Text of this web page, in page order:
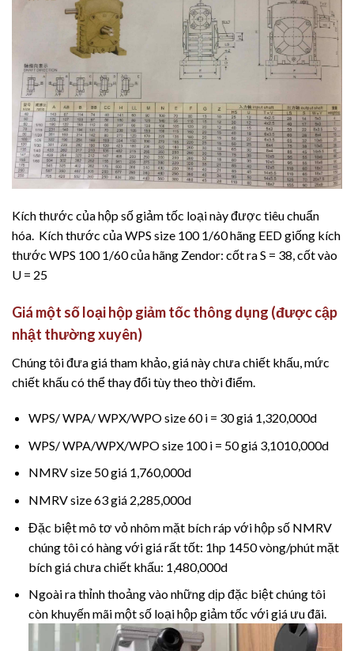
Kích thước của hộp số giảm tốc loại này được tiêu chuẩn
hóa. Kích thước của WPS size 100 1/60 hãng EED giống kích
thước WPS 100 1/60 của hãng Zendor: cốt ra S = 38, cốt vào
U = 25
Giá một số loại hộp giảm tốc thông dụng (được cập
nhật thường xuyên)
Chúng tôi đưa giá tham khảo, giá này chưa chiết khấu, mức
chiết khấu có thể thay đổi tùy theo thời điểm.
WPS/ WPA/ WPX/WPO size 60 i = 30 giá 1,320,000d
WPS/ WPA/WPX/WPO size 100 i = 50 giá 3,1010,000d
NMRV size 50 giá 1,760,000d
NMRV size 63 giá 2,285,000d
Đặc biệt mô tơ vỏ nhôm mặt bích ráp với hộp số NMRV
chúng tôi có hàng với giá rất tốt: 1hp 1450 vòng/phút mặt
bích giá chưa chiết khấu: 1,480,000d
Ngoài ra thỉnh thoảng vào những dịp đặc biệt chúng tôi
còn khuyến mãi một số loại hộp giảm tốc với giá ưu đãi.